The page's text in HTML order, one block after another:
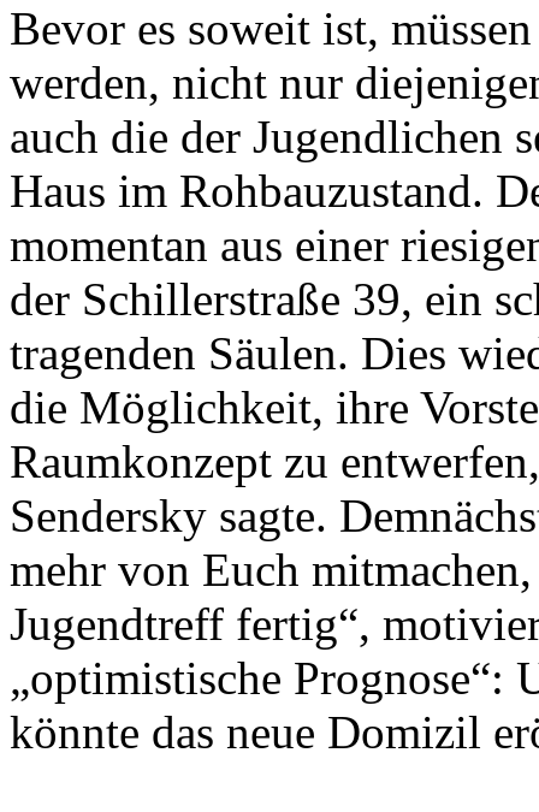
Bevor es soweit ist,
werden, nicht nur
auch die der Jugendlichen
Haus im Rohbauzustand.
momentan aus einer
der Schillerstraße 39, ein
tragenden Säulen. Dies
die Möglichkeit, ihre
Raumkonzept zu
Sendersky sagte.
mehr von Euch
Jugendtreff fertig“,
„optimistische Prognose“:
könnte das neue Domizil